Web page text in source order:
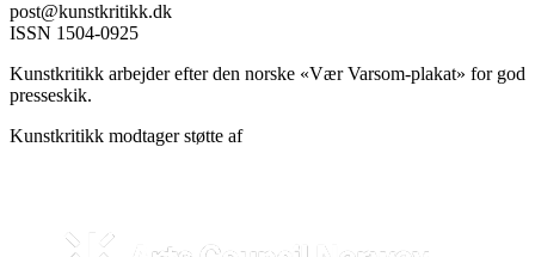
post@kunstkritikk.dk
ISSN 1504-0925
Kunstkritikk arbejder efter den norske «Vær Varsom-plakat» for god
presseskik.
Kunstkritikk modtager støtte af